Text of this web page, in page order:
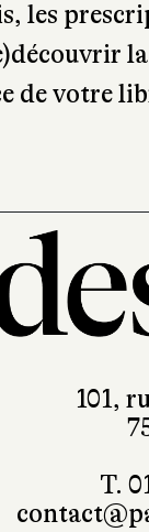
les
101,